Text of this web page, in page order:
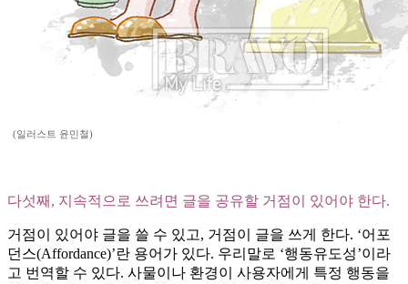
(일러스트 윤민철)
다섯째, 지속적으로 쓰려면 글을 공유할 거점이 있어야 한다.
거점이 있어야 글을 쓸 수 있고, 거점이 글을 쓰게 한다. ‘어포
던스(Affordance)’란 용어가 있다. 우리말로 ‘행동유도성’이라
고 번역할 수 있다. 사물이나 환경이 사용자에게 특정 행동을